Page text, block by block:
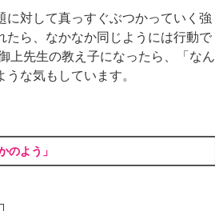
対して真っすぐぶつかっていく強
たら、なかなか同じようには行動で
上先生の教え子になったら、「なん
な気もしています。
のよう」